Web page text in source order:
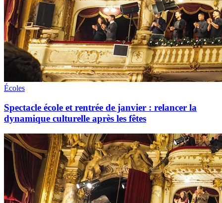
Écoles
Spectacle école et rentrée de janvier : relancer la
dynamique culturelle après les fêtes